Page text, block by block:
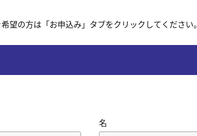
望の方は「お申込み」タブをクリックしてください。
名